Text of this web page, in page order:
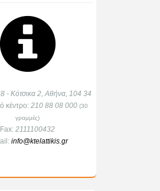
- Κότσικα 2, Αθήνα, 104 34
κέντρο:210 88 08 000 (30
γραμμές)
Fax:2111100432
info@ktelattikis.gr